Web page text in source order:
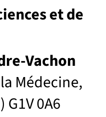
Vachon
Médecine,
0A6
et de